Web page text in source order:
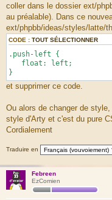
coller dans le dossier ext/
au préalable). Dans ce
ext/phpbb/ideas/styles/latte/
CODE : TOUT SÉLECTIONNER
.push-left {
float: left;
}
et supprimer ce code.
Ou alors de changer de style,
style d'Arty et c'est du pure
Cordialement
Traduire en
Febreen
EzComien